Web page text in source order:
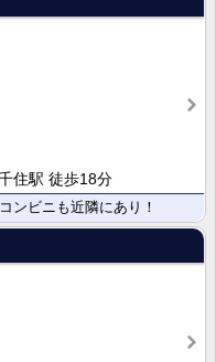
住駅 徒歩18分
ンビニも近隣にあり！